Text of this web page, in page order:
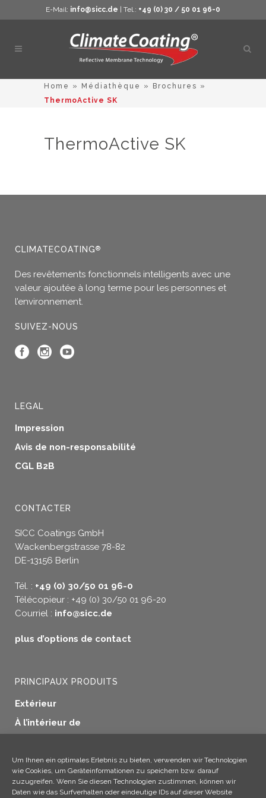
Um Ihnen ein optimales Erlebnis zu bieten, verwenden wir Technologien
wie Cookies, um Geräteinformationen zu speichern bzw. darauf
zuzugreifen. Wenn Sie diesen Technologien zustimmen, können wir
Daten wie das Surfverhalten oder eindeutige IDs auf dieser Website
E-Mail: info@sicc.de | Tel.: +49 (0) 30 / 50 01 96-0
Home » Médiathèque » Brochures »
ThermoActive SK
ThermoActive SK
CLIMATECOATING®
Des revêtements fonctionnels intelligents avec une
valeur ajoutée à long terme pour les personnes et
l’environnement.
SUIVEZ-NOUS
LEGAL
Impression
Avis de non-responsabilité
CGL B2B
CONTACTER
SICC Coatings GmbH
Wackenbergstrasse 78-82
DE-13156 Berlin
Tél. : +49 (0) 30/50 01 96-0
Télécopieur : +49 (0) 30/50 01 96-20
Courriel : info@sicc.de
plus d’options de contact
PRINCIPAUX PRODUITS
Extérieur
À l’intérieur de
Préservation du bois
Applications industrielles